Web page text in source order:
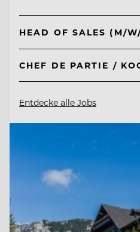
HEAD OF SALES (M/
CHEF DE PARTIE /
Entdecke alle Jobs